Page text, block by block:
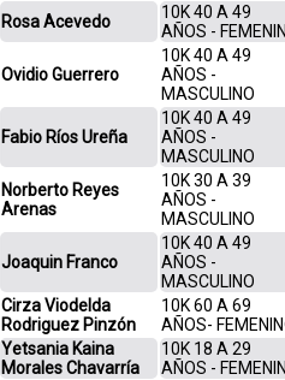
Rosa Acevedo
10K 40 A 49
AÑOS -
Ovidio Guerrero
10K 40 A 49
AÑOS -
MASCULINO
Fabio Ríos Ureña
10K 40 A 49
AÑOS -
MASCULINO
Norberto Reyes
Arenas
10K 30 A 39
AÑOS -
MASCULINO
Joaquin Franco
10K 40 A 49
AÑOS -
MASCULINO
Cirza Viodelda
Rodriguez Pinzón
10K 60 A 69
AÑOS-
Yetsania Kaina
Morales Chavarría
10K 18 A 29
AÑOS -